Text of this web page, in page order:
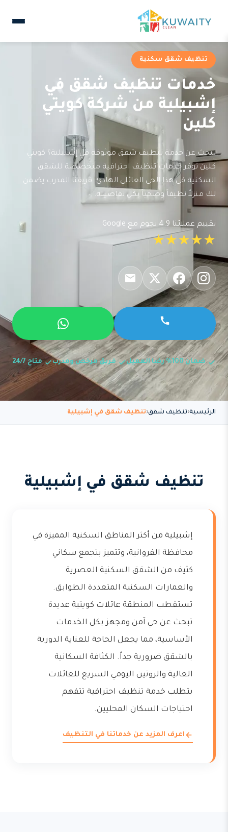
تنظيف شقق سكنية
خدمات تنظيف شقق في
إشبيلية من شركة كويتي
كلين
تبحث عن خدمة تنظيف شقق موثوقة في إشبيلية؟ كويتي
كلين توفر خدمات تنظيف احترافية متخصصة للشقق
السكنية في هذا الحي العائلي الهادئ. فريقنا المدرب يضمن
لك منزلاً نظيفاً وصحياً بكل تفاصيله.
تقييم عملائنا 4.9 نجوم مع Google
★★★★★
ضمان 100% رضا العميل فريق مرخص ومدرب متاح 24/7
الرئيسية تنظيف شقق تنظيف شقق في إشبيلية
تنظيف شقق في إشبيلية
إشبيلية من أكثر المناطق السكنية المميزة في
محافظة الفروانية، وتتميز بتجمع سكاني
كثيف من الشقق السكنية العصرية
والعمارات السكنية المتعددة الطوابق.
تستقطب المنطقة عائلات كويتية عديدة
تبحث عن حي آمن ومجهز بكل الخدمات
الأساسية، مما يجعل الحاجة للعناية الدورية
بالشقق ضرورية جداً. الكثافة السكانية
العالية والروتين اليومي السريع للعائلات
يتطلب خدمة تنظيف احترافية تتفهم
احتياجات السكان المحليين.
اعرف المزيد عن خدماتنا في التنظيف